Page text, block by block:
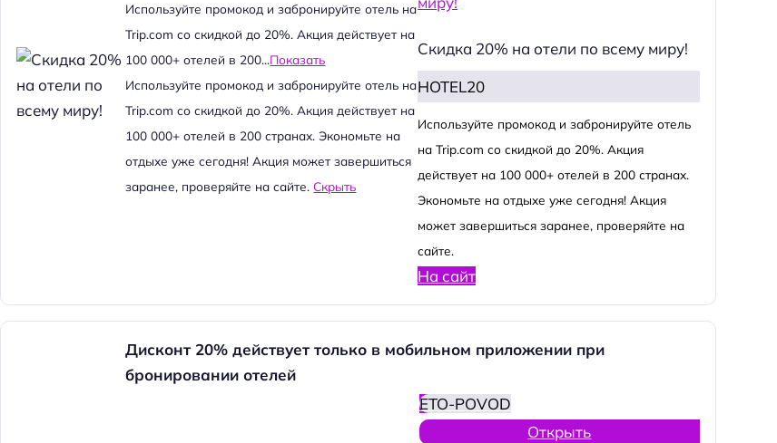
Используйте промокод и забронируйте отель на
Trip.com со скидкой до 20%. Акция действует на
100 000+ отелей в 200...Показать
Используйте промокод и забронируйте отель на
Trip.com со скидкой до 20%. Акция действует на
100 000+ отелей в 200 странах. Экономьте на
отдыхе уже сегодня! Акция может завершиться
заранее, проверяйте на сайте.Скрыть
Скидка 20% на отели по всему миру!
HOTEL20
Используйте промокод и забронируйте отель
на Trip.com со скидкой до 20%. Акция
действует на 100 000+ отелей в 200 странах.
Экономьте на отдыхе уже сегодня! Акция
может завершиться заранее, проверяйте на
сайте.
На сайт
Дисконт 20% действует только в мобильном приложении при
бронировании отелей
ETO-POVOD
Открыть